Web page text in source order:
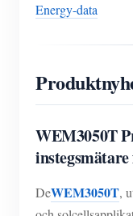
Energy-data
WEM3050T
DeWEM3050T,